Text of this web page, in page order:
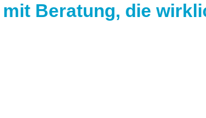
Beratung, die